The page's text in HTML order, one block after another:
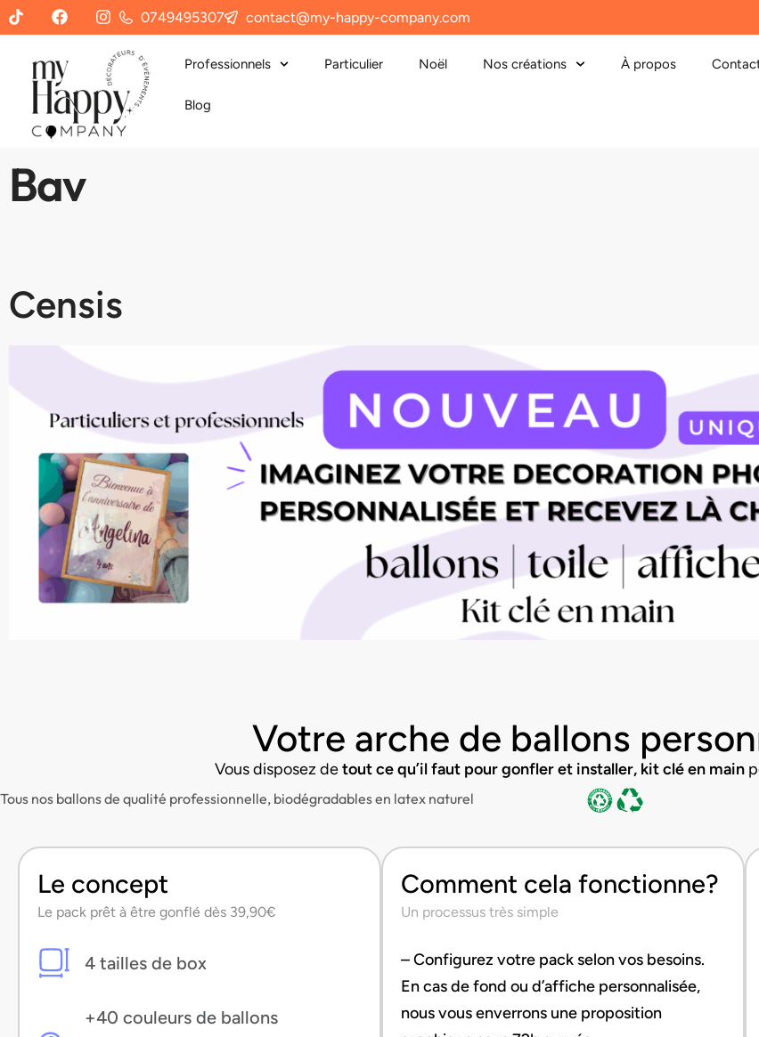
0749495307 contact@my-happy-company.com
Professionnels Particulier Noël Nos créations À propos
Blog
Bav
Censis
Votre arche de ballons
Vous disposez detout ce qu’il faut pour gonfler et installer, kit clé en main
Tous nos ballons de qualité professionnelle, biodégradables en latex naturel
Le concept
Le pack prêt à être gonflé dès 39,90€
4 tailles de box
+40 couleurs de ballons
Comment cela fonctionne?
Un processus très simple
– Configurez votre pack selon vos besoins.
En cas de fond ou d’affiche personnalisée,
nous vous enverrons une proposition